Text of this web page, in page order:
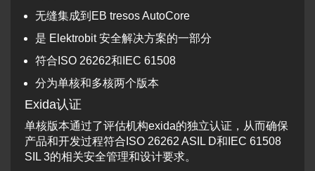
无缝集成到EB tresos AutoCore
是 Elektrobit 安全解决方案的一部分
符合ISO 26262和IEC 61508
分为单核和多核两个版本
Exida认证
单核版本通过了评估机构exida的独立认证，从而确保
产品和开发过程符合ISO 26262 ASIL D和IEC 61508
SIL 3的相关安全管理和设计要求。